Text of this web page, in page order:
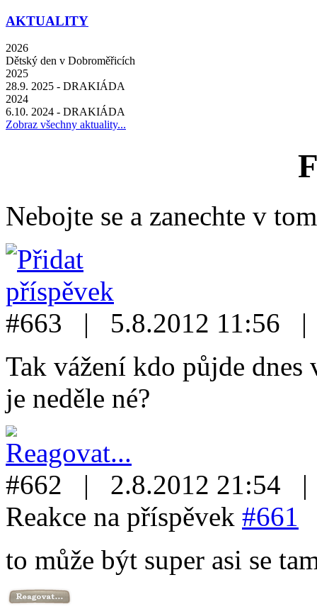
AKTUALITY
2026
Dětský den v Dobroměřicích
2025
28.9. 2025 - DRAKIÁDA
2024
6.10. 2024 - DRAKIÁDA
Zobraz všechny aktuality...
Nebojte se a zanechte v
#663 | 5.8.2012
Tak vážení kdo půjde
je neděle né?
#662 | 2.8.2012
Reakce na příspěvek #661
to může být super asi se